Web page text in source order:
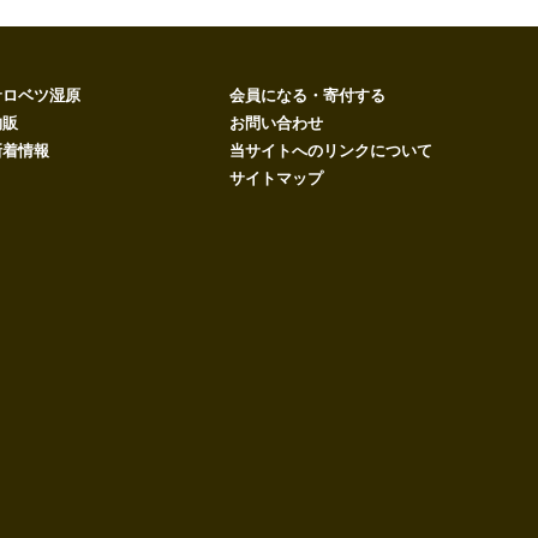
ベツ湿原
情報
会員になる・寄付する
お問い合わせ
当サイトへのリンクについて
サイトマップ